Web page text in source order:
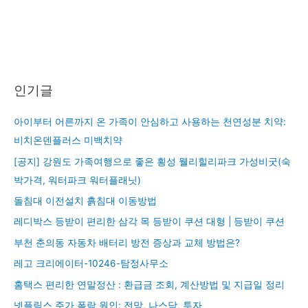
인기글
아이부터 어른까지 온 가족이 안심하고 사용하는 천연성분 치약:
비치온덴플러스 미백치약
[공지] 강원도 가족여행으로 좋은 횡성 웰리힐리파크 가성비굿(숙
박가격, 워터파크 워터플래닛)
돌침대 이전설치 흙침대 이동방법
레디박스 등받이 편리한 삼각 목 등받이 쿠션 대형 | 등받이 쿠션
부천 춘의동 자동차 배터리 방전 증상과 교체 방법은?
레고 크리에이터-10246-탐정사무소
홈택스 편리한 연말정산 : 환급금 조회, 계산방법 및 지급일 정리
넷플릭스 주가 폭락 원인: 전망, 나스닥, 투자